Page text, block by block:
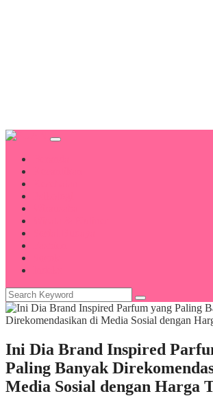
Ini Dia Brand Inspired
Paling Banyak
Media Sosial dengan Harga